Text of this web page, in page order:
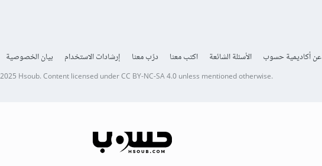
عن أكاديمية حسوب الأسئلة الشائعة اكتب معنا درّب معنا إرشادات الاستخدام بيان الخصوصية
Hsoub.Content licensed underCC BY-NC-SA 4.0unless mentioned otherwise.